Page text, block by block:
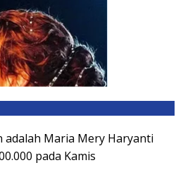
adalah Maria Mery Haryanti
pada Kamis